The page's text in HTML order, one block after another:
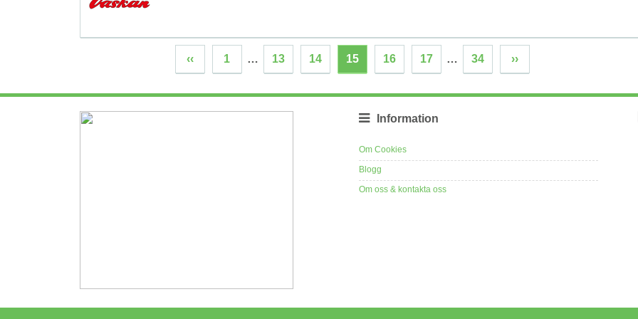
‹‹ 1 … 13 14 15 16 17 … 34 ››
Information
Om Cookies
Blogg
Om oss & kontakta oss